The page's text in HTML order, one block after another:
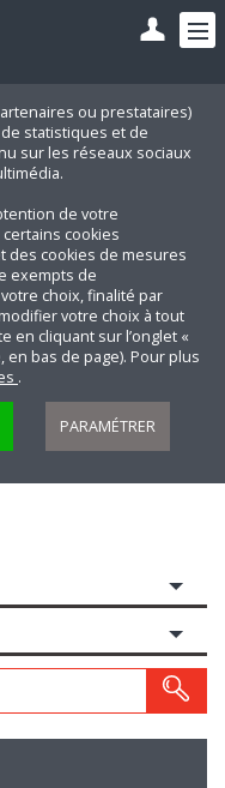
ou prestataires)
statistiques et de
sur les réseaux sociaux
de votre
cookies
des cookies de mesures
exempts de
choix, finalité par
votre choix à tout
en cliquant sur l’onglet «
en bas de page). Pour plus
.
PARAMÉTRER